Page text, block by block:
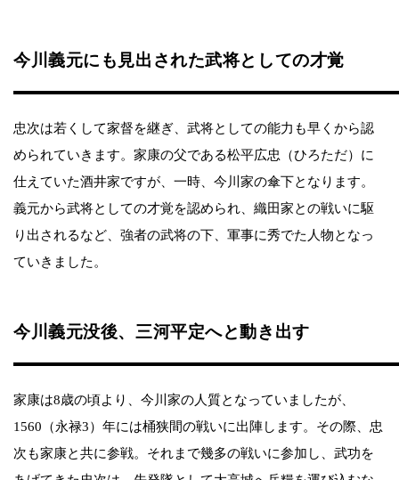
今川義元にも見出された武将としての才覚
忠次は若くして家督を継ぎ、武将としての能力も早くから認
められていきます。家康の父である松平広忠（ひろただ）に
仕えていた酒井家ですが、一時、今川家の傘下となります。
義元から武将としての才覚を認められ、織田家との戦いに駆
り出されるなど、強者の武将の下、軍事に秀でた人物となっ
ていきました。
今川義元没後、三河平定へと動き出す
家康は8歳の頃より、今川家の人質となっていましたが、
1560（永禄3）年には桶狭間の戦いに出陣します。その際、忠
次も家康と共に参戦。それまで幾多の戦いに参加し、武功を